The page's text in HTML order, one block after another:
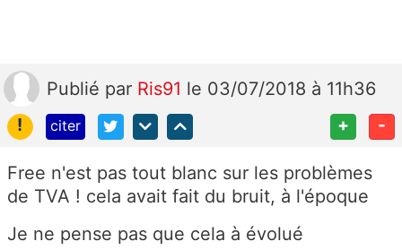
Publié par Ris91 le 03/07/2018 à 11h36
!
citer + -
Free n'est pas tout blanc sur les problèmes
de TVA ! cela avait fait du bruit, à l'époque
Je ne pense pas que cela à évolué